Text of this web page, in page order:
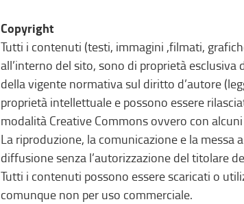
Copyright
Tutti i contenuti (testi, immagini ,filmati,
all’interno del sito, sono di proprietà
della vigente normativa sul diritto d’autore
proprietà intellettuale e possono essere
modalità Creative Commons ovvero con
La riproduzione, la comunicazione e la messa
diffusione senza l’autorizzazione del titolare
Tutti i contenuti possono essere scaricati o
comunque non per uso commerciale.